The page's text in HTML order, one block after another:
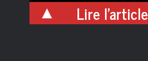
Lire l'article